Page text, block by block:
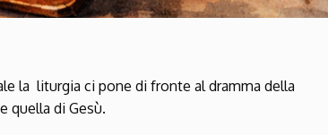
la liturgia ci pone di fronte al dramma della
quella di Gesù.